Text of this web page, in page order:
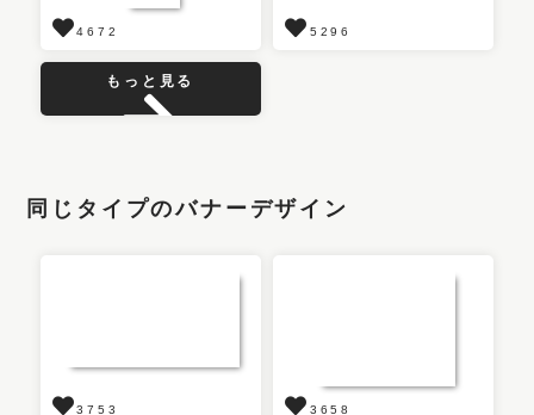
4672 5296
もっと見る
同じタイプのバナーデザイン
3753 3658